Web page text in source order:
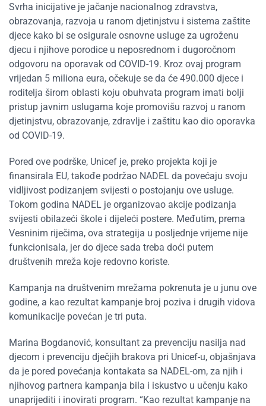
Svrha inicijative je jačanje nacionalnog zdravstva,
obrazovanja, razvoja u ranom djetinjstvu i sistema zaštite
djece kako bi se osigurale osnovne usluge za ugroženu
djecu i njihove porodice u neposrednom i dugoročnom
odgovoru na oporavak od COVID-19. Kroz ovaj program
vrijedan 5 miliona eura, očekuje se da će 490.000 djece i
roditelja širom oblasti koju obuhvata program imati bolji
pristup javnim uslugama koje promovišu razvoj u ranom
djetinjstvu, obrazovanje, zdravlje i zaštitu kao dio oporavka
od COVID-19.
Pored ove podrške, Unicef je, preko projekta koji je
finansirala EU, takođe podržao NADEL da povećaju svoju
vidljivost podizanjem svijesti o postojanju ove usluge.
Tokom godina NADEL je organizovao akcije podizanja
svijesti obilazeći škole i dijeleći postere. Međutim, prema
Vesninim riječima, ova strategija u posljednje vrijeme nije
funkcionisala, jer do djece sada treba doći putem
društvenih mreža koje redovno koriste.
Kampanja na društvenim mrežama pokrenuta je u junu ove
godine, a kao rezultat kampanje broj poziva i drugih vidova
komunikacije povećan je tri puta.
Marina Bogdanović, konsultant za prevenciju nasilja nad
djecom i prevenciju dječjih brakova pri Unicef-u, objašnjava
da je pored povećanja kontakata sa NADEL-om, za njih i
njihovog partnera kampanja bila i iskustvo u učenju kako
unaprijediti i inovirati program. “Kao rezultat kampanje na